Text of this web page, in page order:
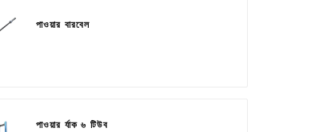
পাওয়ার বারবেল
পাওয়ার র্যাক ৬ টিউব